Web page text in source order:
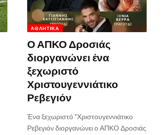
ΑΘΛΗΤΙΚΆ
Ο ΑΠΚΟ Δροσιάς
διοργανώνει ένα
ξεχωριστό
Χριστουγεννιάτικο
Ρεβεγιόν
Ένα ξεχωριστό "Χριστουγεννιάτικο
Ρεβεγιόν διοργανώνει ο ΑΠΚΟ Δροσιάς